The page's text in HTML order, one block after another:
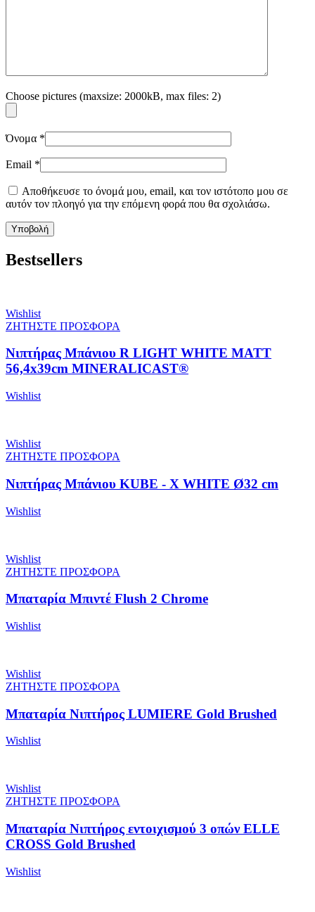
Choose pictures (maxsize: 2000kB, max files: 2)
Όνομα *
Email *
Αποθήκευσε το όνομά μου, email, και τον ιστότοπο μου σε
αυτόν τον πλοηγό για την επόμενη φορά που θα σχολιάσω.
Bestsellers
Wishlist
ΖΗΤΗΣΤΕ ΠΡΟΣΦΟΡΑ
Νιπτήρας Μπάνιου R LIGHT WHITE MATT
56,4x39cm MINERALICAST®
Wishlist
Wishlist
ΖΗΤΗΣΤΕ ΠΡΟΣΦΟΡΑ
Νιπτήρας Μπάνιου KUBE - X WHITE Ø32 cm
Wishlist
Wishlist
ΖΗΤΗΣΤΕ ΠΡΟΣΦΟΡΑ
Μπαταρία Μπιντέ Flush 2 Chrome
Wishlist
Wishlist
ΖΗΤΗΣΤΕ ΠΡΟΣΦΟΡΑ
Μπαταρία Νιπτήρος LUMIERE Gold Brushed
Wishlist
Wishlist
ΖΗΤΗΣΤΕ ΠΡΟΣΦΟΡΑ
Μπαταρία Νιπτήρος εντοιχισμού 3 οπών ELLE
CROSS Gold Brushed
Wishlist